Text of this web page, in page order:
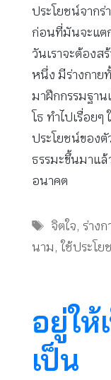
ประโยชน์จากร่
ก่อนที่มันจะแต
วันเราจะต้องส
หนึ่ง มีร่างกาย
มาฝึกกรรมฐาน
โธ ทำไปเรื่อย
ประโยชน์ของตั
ธรรมะขึ้นมาแ
อนาคต
Tags
จิตใจ, ร่างก
นาม, ใช้ประโย
อยู่ให้
เป็น